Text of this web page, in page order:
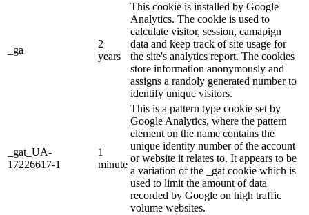
_ga
2
years
This cookie is installed by Google
Analytics. The cookie is used to
calculate visitor, session, camapign
data and keep track of site usage for
the site's analytics report. The cookies
store information anonymously and
assigns a randoly generated number to
identify unique visitors.
_gat_UA-
17226617-1
1
minute
This is a pattern type cookie set by
Google Analytics, where the pattern
element on the name contains the
unique identity number of the account
or website it relates to. It appears to be
a variation of the _gat cookie which is
used to limit the amount of data
recorded by Google on high traffic
volume websites.